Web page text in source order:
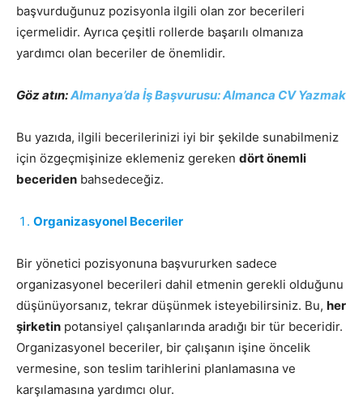
başvurduğunuz pozisyonla ilgili olan zor becerileri
içermelidir. Ayrıca çeşitli rollerde başarılı olmanıza
yardımcı olan beceriler de önemlidir.
Göz atın:Almanya’da İş Başvurusu: Almanca CV Yazmak
Bu yazıda, ilgili becerilerinizi iyi bir şekilde sunabilmeniz
için özgeçmişinize eklemeniz gereken dört önemli
beceriden bahsedeceğiz.
Organizasyonel Beceriler
Bir yönetici pozisyonuna başvururken sadece
organizasyonel becerileri dahil etmenin gerekli olduğunu
düşünüyorsanız, tekrar düşünmek isteyebilirsiniz. Bu, her
şirketin potansiyel çalışanlarında aradığı bir tür beceridir.
Organizasyonel beceriler, bir çalışanın işine öncelik
vermesine, son teslim tarihlerini planlamasına ve
karşılamasına yardımcı olur.